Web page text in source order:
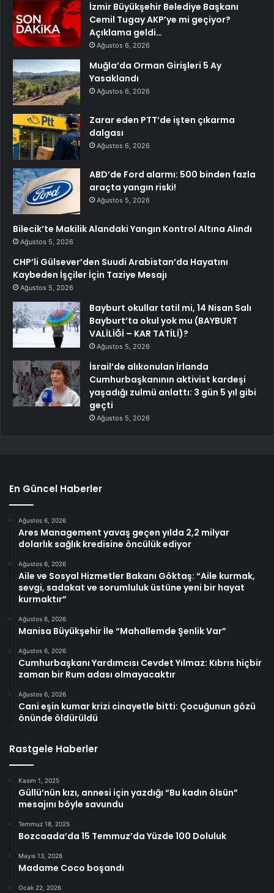
İzmir Büyükşehir Belediye Başkanı
Cemil Tugay AKP’ye mi geçiyor?
Açıklama geldi…
Ağustos 6, 2026
Muğla’da Orman Girişleri 5 Ay
Yasaklandı
Ağustos 6, 2026
Zarar eden PTT’de işten çıkarma
dalgası
Ağustos 6, 2026
ABD’de Ford alarmı: 500 binden fazla
araçta yangın riski!
Ağustos 5, 2026
Bilecik’te Makilik Alandaki Yangın Kontrol Altına Alındı
Ağustos 5, 2026
CHP’li Gülsever’den Suudi Arabistan’da Hayatını
Kaybeden İşçiler İçin Taziye Mesajı
Ağustos 5, 2026
Bayburt okullar tatil mi, 14 Nisan Salı
Bayburt’ta okul yok mu (BAYBURT
VALİLİĞİ – KAR TATİLİ)?
Ağustos 5, 2026
İsrail’de alıkonulan İrlanda
Cumhurbaşkanının aktivist kardeşi
yaşadığı zulmü anlattı: 3 gün 5 yıl gibi
geçti
Ağustos 5, 2026
En Güncel Haberler
Ağustos 6, 2026
Ares Management yavaş geçen yılda 2,2 milyar
dolarlık sağlık kredisine öncülük ediyor
Ağustos 6, 2026
Aile ve Sosyal Hizmetler Bakanı Göktaş: “Aile kurmak,
sevgi, sadakat ve sorumluluk üstüne yeni bir hayat
kurmaktır”
Ağustos 6, 2026
Manisa Büyükşehir İle “Mahallemde Şenlik Var”
Ağustos 6, 2026
Cumhurbaşkanı Yardımcısı Cevdet Yılmaz: Kıbrıs hiçbir
zaman bir Rum adası olmayacaktır
Ağustos 6, 2026
Cani eşin kumar krizi cinayetle bitti: Çocuğunun gözü
önünde öldürüldü
Rastgele Haberler
Kasım 1, 2025
Güllü’nün kızı, annesi için yazdığı “Bu kadın ölsün”
mesajını böyle savundu
Temmuz 18, 2025
Bozcaada’da 15 Temmuz’da Yüzde 100 Doluluk
Mayıs 13, 2026
Madame Coco boşandı
Ocak 22, 2026